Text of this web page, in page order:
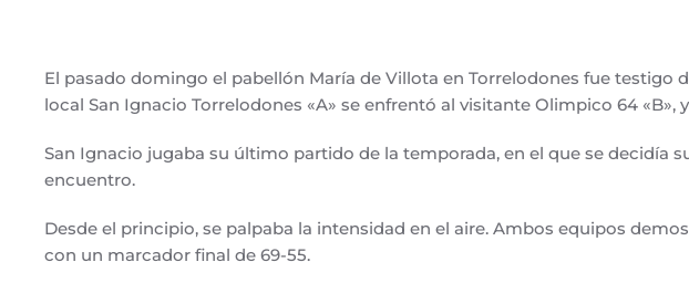
El pasado domingo el pabellón María de Villota en Torrelodones fue
local San Ignacio Torrelodones «A» se enfrentó al visitante Olimpico 64
San Ignacio jugaba su último partido de la temporada, en el que se decidía
encuentro.
Desde el principio, se palpaba la intensidad en el aire. Ambos equipos
con un marcador final de 69-55.